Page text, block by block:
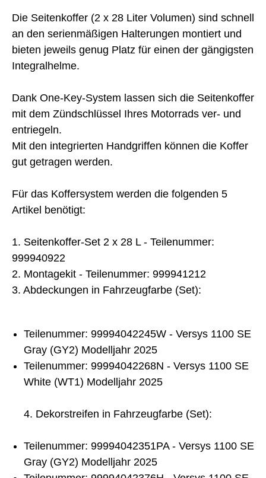
Die Seitenkoffer (2 x 28 Liter Volumen) sind schnell
an den serienmäßigen Halterungen montiert und
bieten jeweils genug Platz für einen der gängigsten
Integralhelme.
Dank One-Key-System lassen sich die Seitenkoffer
mit dem Zündschlüssel Ihres Motorrads ver- und
entriegeln.
Mit den integrierten Handgriffen können die Koffer
gut getragen werden.
Für das Koffersystem werden die folgenden 5
Artikel benötigt:
1. Seitenkoffer-Set 2 x 28 L - Teilenummer:
999940922
2. Montagekit - Teilenummer: 999941212
3. Abdeckungen in Fahrzeugfarbe (Set):
Teilenummer: 99994042245W - Versys 1100 SE
Gray (GY2) Modelljahr 2025
Teilenummer: 99994042268N - Versys 1100 SE
White (WT1) Modelljahr 2025
4. Dekorstreifen in Fahrzeugfarbe (Set):
Teilenummer: 99994042351PA - Versys 1100 SE
Gray (GY2) Modelljahr 2025